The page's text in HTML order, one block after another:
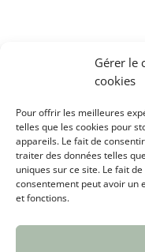
Gérer le
cookies
Pour offrir les meilleures
telles que les cookies pour
appareils. Le fait de
traiter des données telles
uniques sur ce site. Le fait
consentement peut avoir un
et fonctions.
Edité par Patrick Benoit – Les